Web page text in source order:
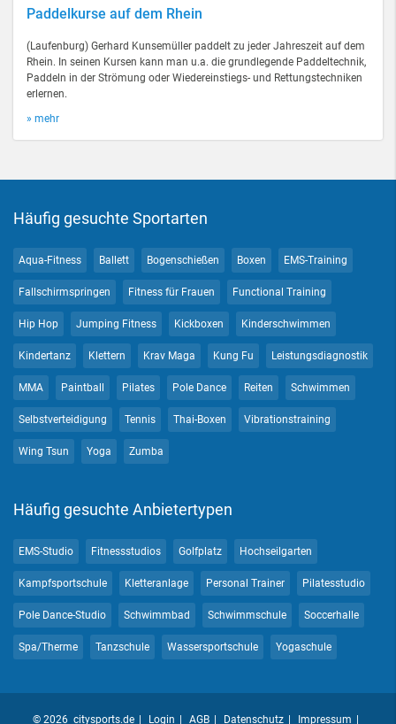
Paddelkurse auf dem Rhein
(Laufenburg) Gerhard Kunsemüller paddelt zu jeder Jahreszeit auf dem
Rhein. In seinen Kursen kann man u.a. die grundlegende Paddeltechnik,
Paddeln in der Strömung oder Wiedereinstiegs- und Rettungstechniken
erlernen.
» mehr
Häufig gesuchte Sportarten
Aqua-Fitness Ballett Bogenschießen Boxen EMS-Training
Fallschirmspringen Fitness für Frauen Functional Training
Hip Hop Jumping Fitness Kickboxen Kinderschwimmen
Kindertanz Klettern Krav Maga Kung Fu Leistungsdiagnostik
MMA Paintball Pilates Pole Dance Reiten Schwimmen
Selbstverteidigung Tennis Thai-Boxen Vibrationstraining
Wing Tsun Yoga Zumba
Häufig gesuchte Anbietertypen
EMS-Studio Fitnessstudios Golfplatz Hochseilgarten
Kampfsportschule Kletteranlage Personal Trainer Pilatesstudio
Pole Dance-Studio Schwimmbad Schwimmschule Soccerhalle
Spa/Therme Tanzschule Wassersportschule Yogaschule
© 2026 citysports.de Login AGB Datenschutz Impressum